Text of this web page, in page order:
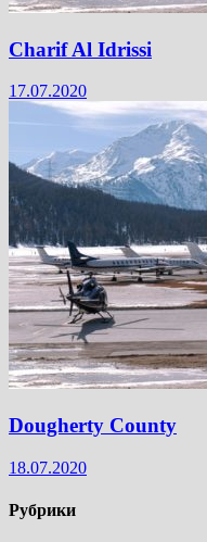
Charif Al Idrissi
17.07.2020
Dougherty County
18.07.2020
Рубрики